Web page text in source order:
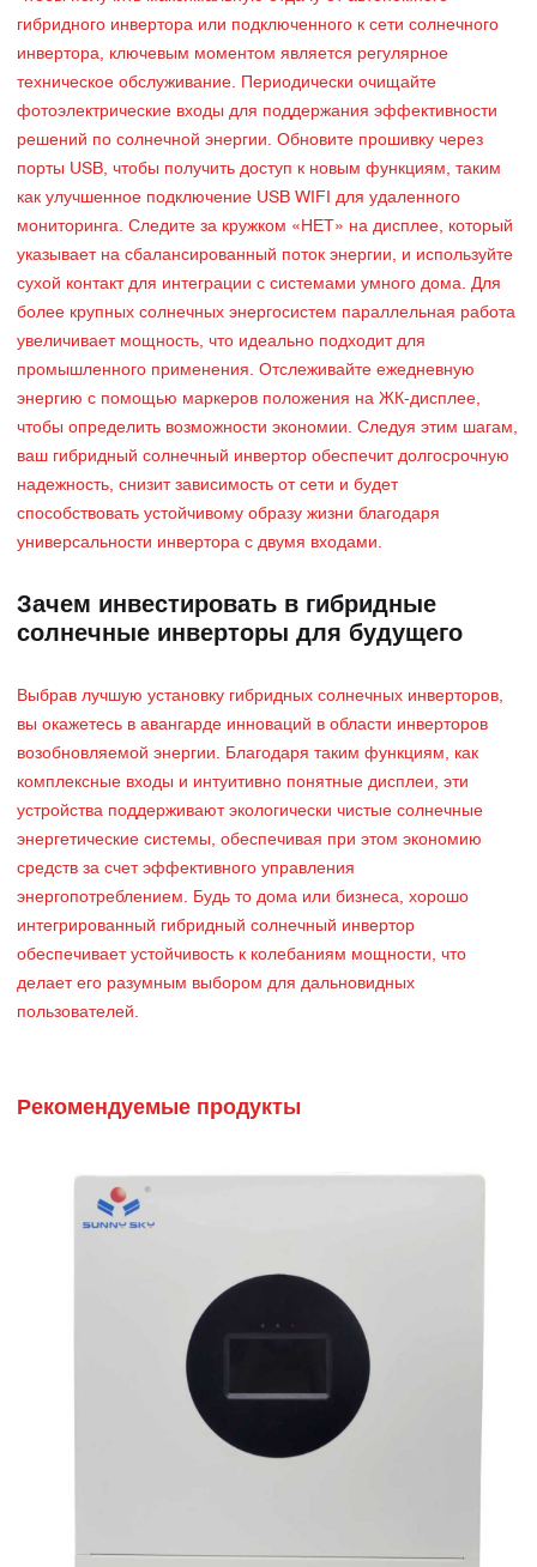
гибридного инвертора или подключенного к сети солнечного
инвертора, ключевым моментом является регулярное
техническое обслуживание. Периодически очищайте
фотоэлектрические входы для поддержания эффективности
решений по солнечной энергии. Обновите прошивку через
порты USB, чтобы получить доступ к новым функциям, таким
как улучшенное подключение USB WIFI для удаленного
мониторинга. Следите за кружком «НЕТ» на дисплее, который
указывает на сбалансированный поток энергии, и используйте
сухой контакт для интеграции с системами умного дома. Для
более крупных солнечных энергосистем параллельная работа
увеличивает мощность, что идеально подходит для
промышленного применения. Отслеживайте ежедневную
энергию с помощью маркеров положения на ЖК-дисплее,
чтобы определить возможности экономии. Следуя этим шагам,
ваш гибридный солнечный инвертор обеспечит долгосрочную
надежность, снизит зависимость от сети и будет
способствовать устойчивому образу жизни благодаря
универсальности инвертора с двумя входами.
Зачем инвестировать в гибридные
солнечные инверторы для будущего
Выбрав лучшую установку гибридных солнечных инверторов,
вы окажетесь в авангарде инноваций в области инверторов
возобновляемой энергии. Благодаря таким функциям, как
комплексные входы и интуитивно понятные дисплеи, эти
устройства поддерживают экологически чистые солнечные
энергетические системы, обеспечивая при этом экономию
средств за счет эффективного управления
энергопотреблением. Будь то дома или бизнеса, хорошо
интегрированный гибридный солнечный инвертор
обеспечивает устойчивость к колебаниям мощности, что
делает его разумным выбором для дальновидных
пользователей.
Рекомендуемые продукты